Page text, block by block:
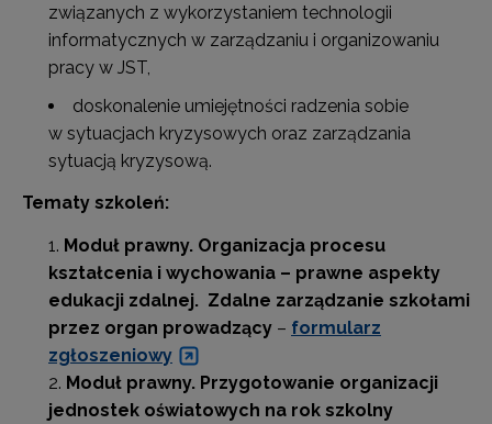
związanych z wykorzystaniem technologii
informatycznych w zarządzaniu i organizowaniu
pracy w JST,
doskonalenie umiejętności radzenia sobie
w sytuacjach kryzysowych oraz zarządzania
sytuacją kryzysową.
Tematy szkoleń:
Moduł prawny. Organizacja procesu
kształcenia i wychowania – prawne aspekty
edukacji zdalnej. Zdalne zarządzanie szkołami
przez organ prowadzący – formularz
zgłoszeniowy
Moduł prawny. Przygotowanie organizacji
jednostek oświatowych na rok szkolny